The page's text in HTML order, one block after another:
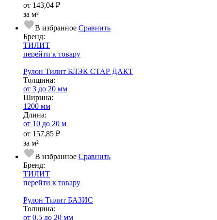
от 143,04 ₽
за м²
В избранное Сравнить
Бренд:
ТИЛИТ
перейти к товару
Рулон Тилит БЛЭК СТАР ДАКТ
Тол­щи­на:
от 3 до 20 мм
Ширина:
1200 мм
Длина:
от 10 до 20 м
от 157,85 ₽
за м²
В избранное Сравнить
Бренд:
ТИЛИТ
перейти к товару
Рулон Тилит БАЗИС
Тол­щи­на:
от 0.5 до 20 мм